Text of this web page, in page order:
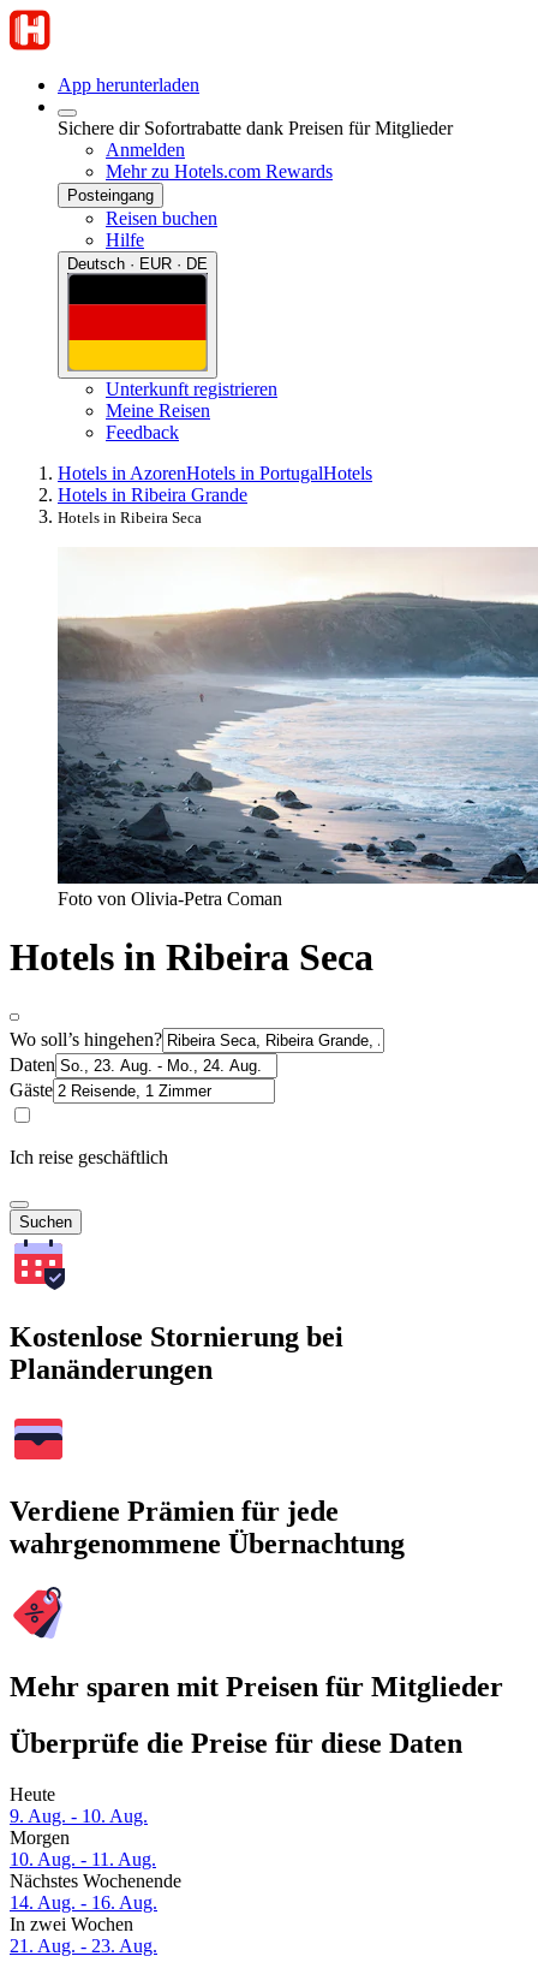
App herunterladen
Sichere dir Sofortrabatte dank Preisen für Mitglieder
Anmelden
Mehr zu Hotels.com Rewards
Posteingang
Reisen buchen
Hilfe
Deutsch · EUR · DE
Unterkunft registrieren
Meine Reisen
Feedback
Hotels in AzorenHotels in PortugalHotels
Hotels in Ribeira Grande
Hotels in Ribeira Seca
Foto von Olivia-Petra Coman
Hotels in Ribeira Seca
Wo soll’s hingehen?
Daten
Gäste
Ich reise geschäftlich
Suchen
Kostenlose Stornierung bei
Planänderungen
Verdiene Prämien für jede
wahrgenommene Übernachtung
Mehr sparen mit Preisen für Mitglieder
Überprüfe die Preise für diese Daten
Heute
9. Aug. - 10. Aug.
Morgen
10. Aug. - 11. Aug.
Nächstes Wochenende
14. Aug. - 16. Aug.
In zwei Wochen
21. Aug. - 23. Aug.